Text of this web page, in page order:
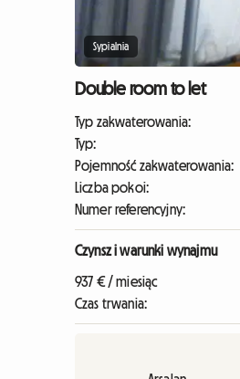
Sypialnia
Double room to let
Typ zakwaterowania:
Typ:
Pojemność zakwaterowania:
Liczba pokoi:
Numer referencyjny:
Czynsz i warunki wynajmu
937 € / miesiąc
Czas trwania: